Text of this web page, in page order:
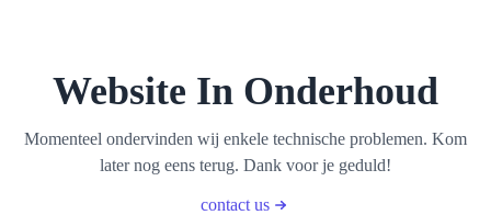
Website In Onderhoud
Momenteel ondervinden wij enkele technische problemen. Kom
later nog eens terug. Dank voor je geduld!
contact us